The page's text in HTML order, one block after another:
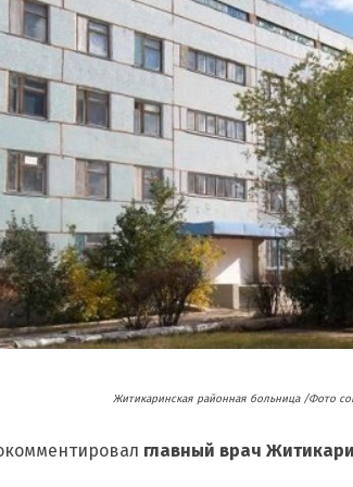
Житикаринская районная больница /Фото
главный врач